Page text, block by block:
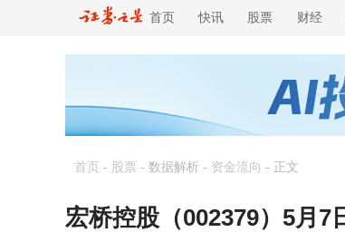
首页 快讯 股票 财经
首页 - 股票 - 数据解析 - 资金流向 - 正文
宏桥控股（002379）5月7